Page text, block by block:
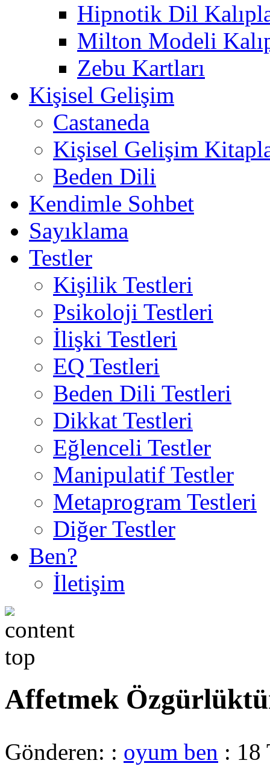
Hipnotik Dil
Milton Modeli
Zebu Kartları
Kişisel Gelişim
Castaneda
Kişisel Gelişim
Beden Dili
Kendimle Sohbet
Sayıklama
Testler
Kişilik Testleri
Psikoloji Testleri
İlişki Testleri
EQ Testleri
Beden Dili Testleri
Dikkat Testleri
Eğlenceli Testler
Manipulatif Testler
Metaprogram Testleri
Diğer Testler
Ben?
İletişim
Affetmek
Gönderen: : oyum ben : 18